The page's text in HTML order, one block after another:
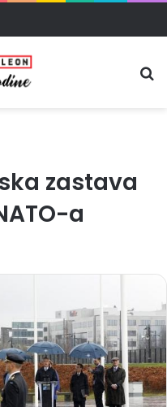
zastava
a